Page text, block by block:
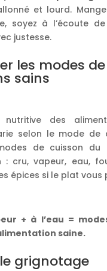
et lourd.
soyez à l’écoute
justesse.
les modes de
sains
nutritive des
selon le mode de
de cuisson du
: cru, vapeur, eau,
épices si le plat
+ à l’eau =
saine.
grignotage